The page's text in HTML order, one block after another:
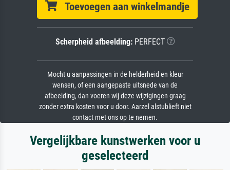
Toevoegen aan winkelmandje
Scherpheid afbeelding:PERFECT
Mocht u aanpassingen in de helderheid en kleur
wensen, of een aangepaste uitsnede van de
afbeelding, dan voeren wij deze wijzigingen graag
zonder extra kosten voor u door. Aarzel alstublieft niet
contact met ons op te nemen.
Vergelijkbare kunstwerken voor u
geselecteerd